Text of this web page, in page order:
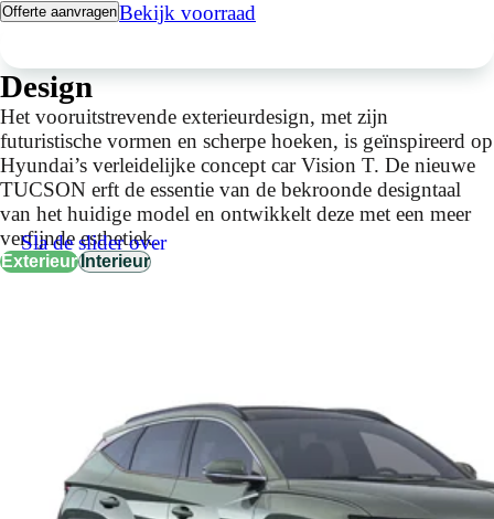
Offerte aanvragenBekijk voorraad
Design
Het vooruitstrevende exterieurdesign, met zijn
futuristische vormen en scherpe hoeken, is geïnspireerd op
Hyundai’s verleidelijke concept car Vision T. De nieuwe
TUCSON erft de essentie van de bekroonde designtaal
van het huidige model en ontwikkelt deze met een meer
verfijnde esthetiek.
ExterieurInterieur
Sla de slider over